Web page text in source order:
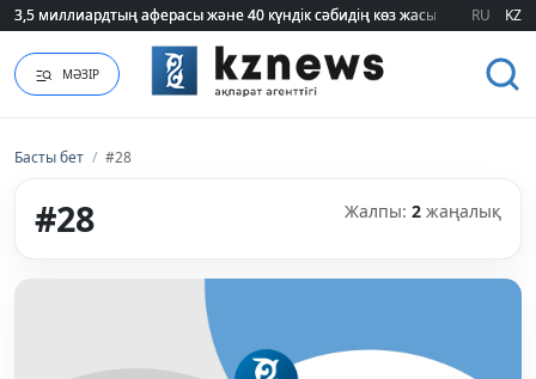
3,5 миллиардтың аферасы және 40 күндік сәбидің көз жасы:
3,5 миллиардтың аферасы және 40 күндік сәбидің көз жасы: RU KZ
МӘЗІР
Басты бет / #28
#28 Жалпы: 2 жаңалық